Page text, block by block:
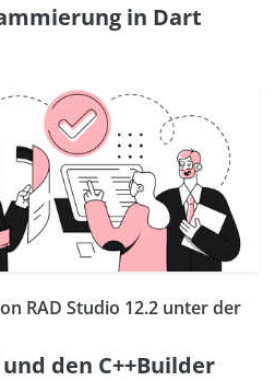
in Dart
RAD Studio 12.2 unter der
den C++Builder